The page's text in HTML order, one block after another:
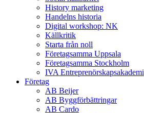
History marketing
Handelns historia
Digital workshop: NK
Källkritik
Starta från noll
Företagsamma Uppsala
Företagsamma Stockholm
IVA Entreprenörskapsakademi
Företag
AB Beijer
AB Byggförbättringar
AB Cardo